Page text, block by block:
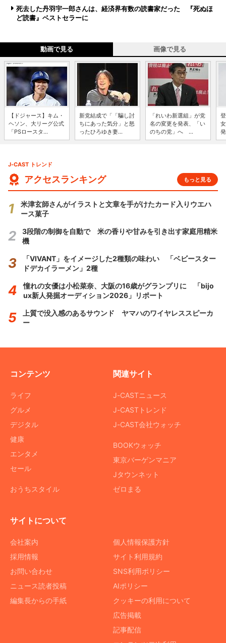
死去した丹羽宇一郎さんは、経済界有数の読書家だった 『死ぬほ
ど読書』ベストセラーに
動画で見る 画像で見る
【ドジャース】キム・
ヘソン、大リーグ公式
「PSロースタ...
新党結成で「「騙し討
ちにあった気分」と怒
ったひろゆき妻...
「れいわ新選組」が党
名の変更を発表、「い
のちの党」へ ...
J-CAST トレンド
アクセスランキング もっと見る
米津玄師さんがイラストと文章を手がけたカード入りウエハ
ース菓子
3段階の制御を自動で 米の香りや甘みを引き出す家庭用精米
機
「VIVANT」をイメージした2種類の味わい 「ベビースター
ドデカイラーメン」2種
憧れの女優は小松菜奈、大阪の16歳がグランプリに 「bijo
ux新人発掘オーディション2026」リポート
上質で没入感のあるサウンド ヤマハのワイヤレススピーカ
ー
コンテンツ
ライフ
グルメ
デジタル
健康
エンタメ
セール
おうちスタイル
関連サイト
J-CASTニュース
J-CASTトレンド
J-CAST会社ウォッチ
BOOKウォッチ
東京バーゲンマニア
Jタウンネット
ゼロまる
サイトについて
会社案内
採用情報
お問い合わせ
ニュース読者投稿
編集長からの手紙
個人情報保護方針
サイト利用規約
SNS利用ポリシー
AIポリシー
クッキーの利用について
広告掲載
記事配信